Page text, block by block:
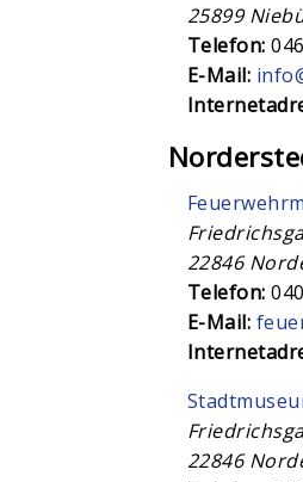
25899
Telefon:
E-Mail:
22846
Telefon:
E-Mail:
22846